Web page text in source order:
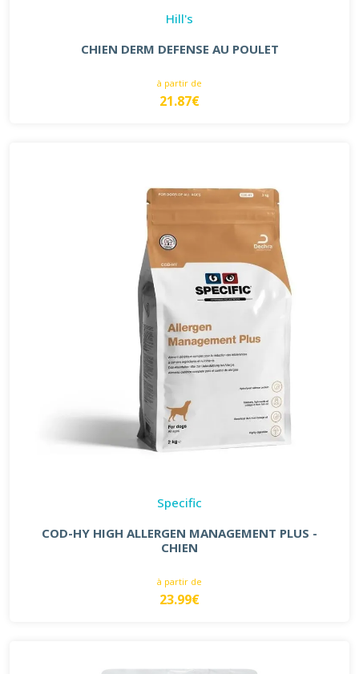
Hill's
CHIEN DERM DEFENSE AU POULET
à partir de
21.87€
Specific
COD-HY HIGH ALLERGEN MANAGEMENT PLUS -
CHIEN
à partir de
23.99€